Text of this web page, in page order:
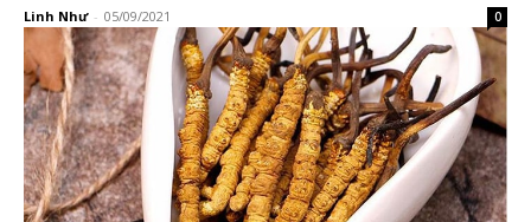
Linh Như - 05/09/2021 0